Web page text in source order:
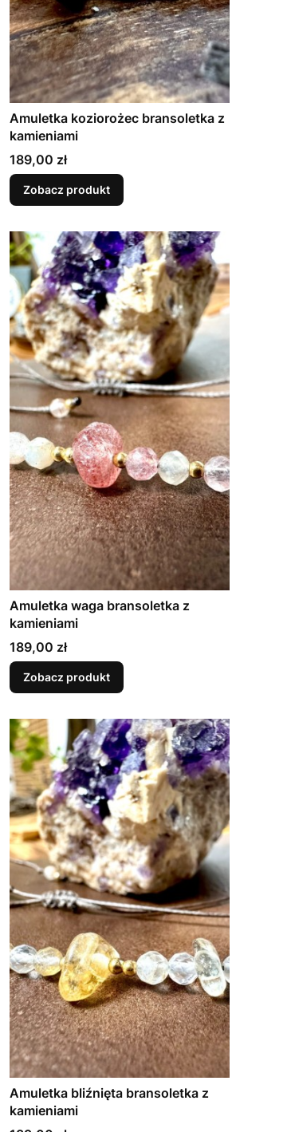
Amuletka koziorożec bransoletka z
kamieniami
Cena
189,00 zł
Zobacz produkt
Amuletka waga bransoletka z
kamieniami
Cena
189,00 zł
Zobacz produkt
Amuletka bliźnięta bransoletka z
kamieniami